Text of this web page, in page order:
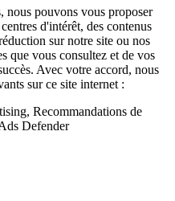
nous pouvons vous proposer
d'intérêt, des contenus
sur notre site ou nos
que vous consultez et de vos
Avec votre accord, nous
sur ce site internet :
Recommandations de
Defender